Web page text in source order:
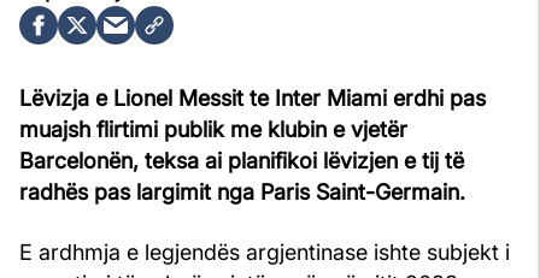
Lëvizja e Lionel Messit te Inter Miami erdhi pas
muajsh flirtimi publik me klubin e vjetër
Barcelonën, teksa ai planifikoi lëvizjen e tij të
radhës pas largimit nga Paris Saint-Germain.
E ardhmja e legjendës argjentinase ishte subjekt i